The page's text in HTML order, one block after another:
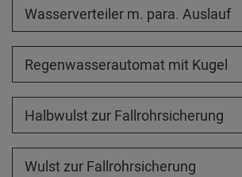
Wasserverteiler m. para. Auslauf
Regenwasserautomat mit Kugel
Halbwulst zur Fallrohrsicherung
Wulst zur Fallrohrsicherung